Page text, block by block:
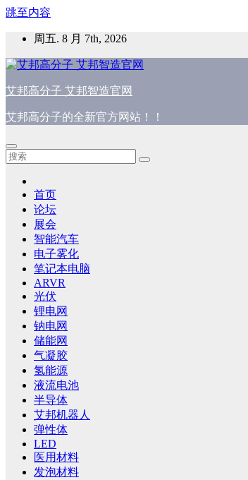
跳至内容
周五. 8 月 7th, 2026
艾邦高分子 艾邦智造官网
艾邦高分子的全新官方网站！！
首页
论坛
展会
智能汽车
电子雾化
笔记本电脑
ARVR
光伏
锂电网
钠电网
储能网
气凝胶
氢能源
液流电池
半导体
艾邦机器人
弹性体
LED
医用材料
发泡材料